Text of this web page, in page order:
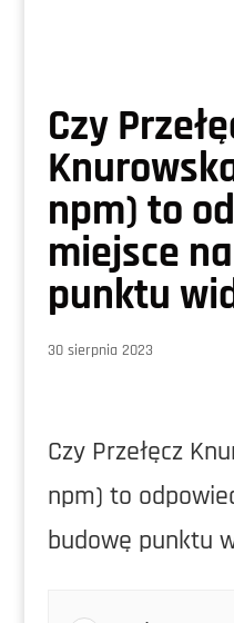
Czy
npm) to
miejsce
punktu
30 sierpnia 2023
Czy Przełęcz
npm) to
budowę punktu